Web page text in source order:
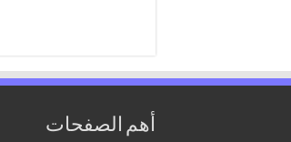
أهم الصفحات